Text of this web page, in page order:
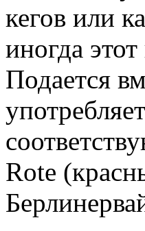
кегов или
иногда
Подается
Rote